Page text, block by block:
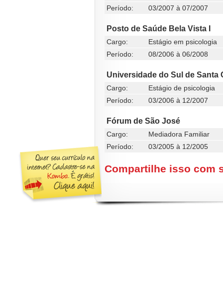
Período:
03/2007 à 07/2007
Posto de Saúde Bela Vista I
Cargo:
Estágio em psicologia
Período:
08/2006 à 06/2008
Universidade do Sul de Santa
Cargo:
Estágio de psicologia
Período:
03/2006 à 12/2007
Fórum de São José
Cargo:
Mediadora Familiar
Período:
03/2005 à 12/2005
Compartilhe isso com